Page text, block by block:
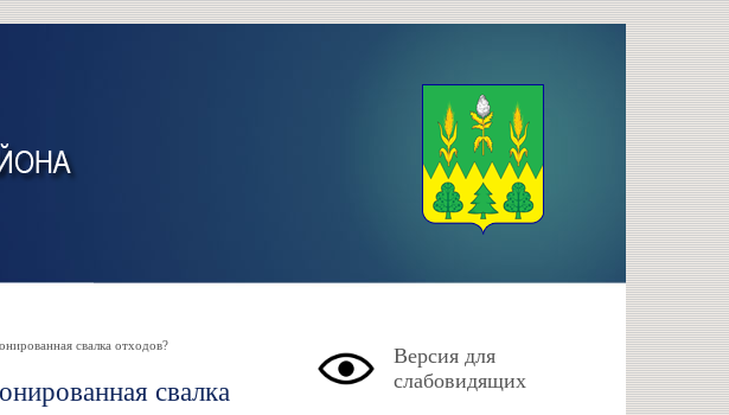
свалка отходов?
свалка
Версия для
слабовидящих